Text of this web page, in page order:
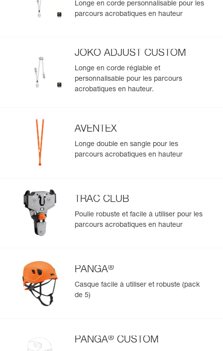
- zone de marquage spécifique à l'extérieur permettant
d'identifier facilement le harnais lorsqu'il est rangé,
- facilité de nettoyage.
Disponible à l'unité ou en regroupement par cinq.
Importez et exportez facilement vos données EPI
En savoir plus
Longe en corde personnalisable pour les
parcours acrobatiques en hauteur
JOKO ADJUST CUSTOM
Longe en corde réglable et
personnalisable pour les parcours
acrobatiques en hauteur.
AVENTEX
Longe double en sangle pour les
parcours acrobatiques en hauteur
TRAC CLUB
Poulie robuste et facile à utiliser pour les
parcours acrobatiques en hauteur
PANGA®
Casque facile à utiliser et robuste (pack
de 5)
PANGA® CUSTOM